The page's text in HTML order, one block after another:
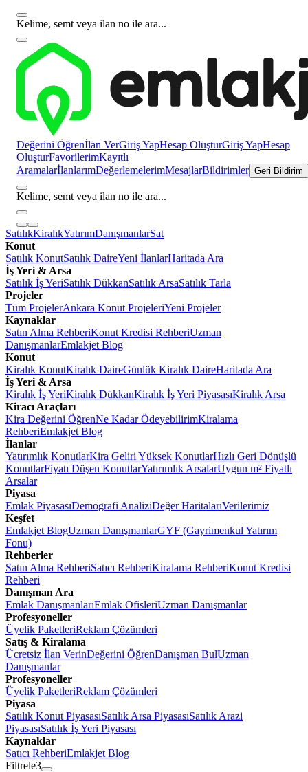
Kelime, semt veya ilan no ile ara...
Değerini Öğrenİlan VerGiriş YapHesap OluşturGiriş YapHesap
OluşturFavorilerimKayıtlı
AramalarİlanlarımDeğerlemelerimMesajlarBildirimler Geri Bildirim
Kelime, semt veya ilan no ile ara...
SatılıkKiralıkYatırımDanışmanlarSat
Konut
Satılık KonutSatılık DaireYeni İlanlarHaritada Ara
İş Yeri & Arsa
Satılık İş YeriSatılık DükkanSatılık ArsaSatılık Tarla
Projeler
Tüm ProjelerAnkara Konut ProjeleriYeni Projeler
Kaynaklar
Satın Alma RehberiKonut Kredisi RehberiUzman
DanışmanlarEmlakjet Blog
Konut
Kiralık KonutKiralık DaireGünlük Kiralık DaireHaritada Ara
İş Yeri & Arsa
Kiralık İş YeriKiralık DükkanKiralık İş Yeri PiyasasıKiralık Arsa
Kiracı Araçları
Kira Değerini ÖğrenNe Kadar ÖdeyebilirimKiralama
RehberiEmlakjet Blog
İlanlar
Yatırımlık KonutlarKira Geliri Yüksek KonutlarHızlı Geri Dönüşlü
KonutlarFiyatı Düşen KonutlarYatırımlık ArsalarUygun m² Fiyatlı
Arsalar
Piyasa
Emlak PiyasasıDemografi AnaliziDeğer HaritalarıVerilerimiz
Keşfet
Emlakjet BlogUzman DanışmanlarGYF (Gayrimenkul Yatırım
Fonu)
Rehberler
Satın Alma RehberiSatıcı RehberiKiralama RehberiKonut Kredisi
Rehberi
Danışman Ara
Emlak DanışmanlarıEmlak OfisleriUzman Danışmanlar
Profesyoneller
Üyelik PaketleriReklam Çözümleri
Satış & Kiralama
Ücretsiz İlan VerinDeğerini ÖğrenDanışman BulUzman
Danışmanlar
Profesyoneller
Üyelik PaketleriReklam Çözümleri
Piyasa
Satılık Konut PiyasasıSatılık Arsa PiyasasıSatılık Arazi
PiyasasıSatılık İş Yeri Piyasası
Kaynaklar
Satıcı RehberiEmlakjet Blog
Filtrele3